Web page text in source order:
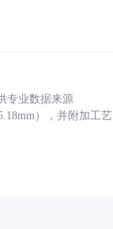
专业数据来源
），并附加工艺